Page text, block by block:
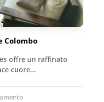
Colombo
offre un raffinato
cuore...